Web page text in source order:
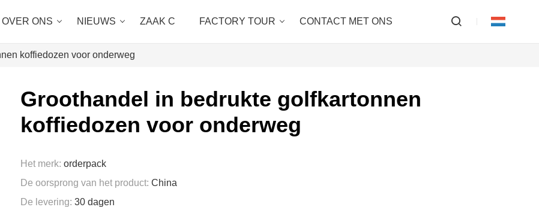
OVER ONS NIEUWS ZAAK C FACTORY TOUR CONTACT MET ONS
koffiedozen voor onderweg
Groothandel in bedrukte golfkartonnen
koffiedozen voor onderweg
Het merk: orderpack
De oorsprong van het product: China
De levering: 30 dagen